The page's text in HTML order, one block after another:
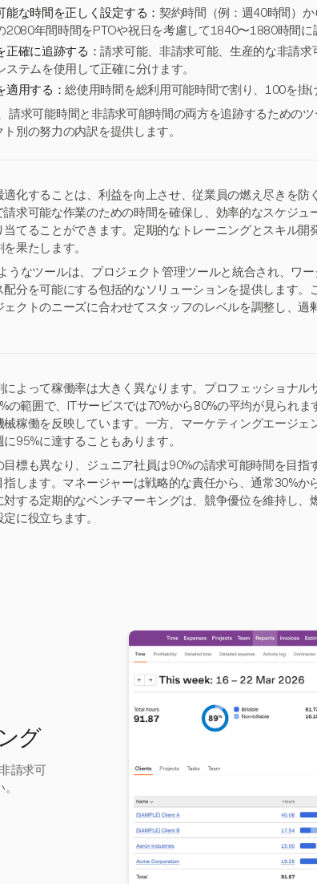
能な時間を正しく設定する： 契約時間（例：週40時間）か
2080年間時間をPTOや祝日を考慮して1840〜1880時間に
正確に追跡する：請求可能、非請求可能、生産的な非請
ステムを使用して正確に分けます。
適用する：総使用時間を総利用可能時間で割り、100を掛
請求可能時間と非請求可能時間の両方を追跡するための
別の努力の内訳を提供します。
適化することは、利益を向上させ、従業員の燃え尽きを防
請求可能な作業のための時間を確保し、効率的なスケジュ
当てることができます。定期的なトレーニングとスキル開
果たします。
うなツールは、プロジェクト管理ツールと統合され、ワ
配分を可能にする包括的なソリューションを提供します。
ェクトのニーズに合わせてスタッフのレベルを調整し、過
によって稼働率は大きく異なります。プロフェッショナル
の範囲で、ITサービスでは70%から80%の平均が見られ
械稼働を反映しています。一方、マーケティングエージ
95%に達することもあります。
目標も異なり、ジュニア社員は90%の請求可能時間を目指
指します。マネージャーは戦略的な責任から、通常30%か
対する定期的なベンチマーキングは、競争優位を維持し、
に役立ちます。
グ
請求可